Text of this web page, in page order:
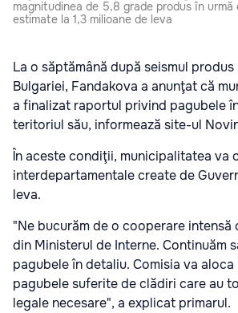
magnitudinea de 5,8 grade produs în
estimate la 1,3 milioane de leva
La o săptămână după seismul produs
Bulgariei, Fandakova a anunţat că
a finalizat raportul privind pagubele
teritoriul său, informează site-ul
În aceste condiţii, municipalitatea va
interdepartamentale create de
leva.
"Ne bucurăm de o cooperare intensă
din Ministerul de Interne. Continuăm
pagubele în detaliu. Comisia va
pagubele suferite de clădiri care au
legale necesare", a explicat primarul.